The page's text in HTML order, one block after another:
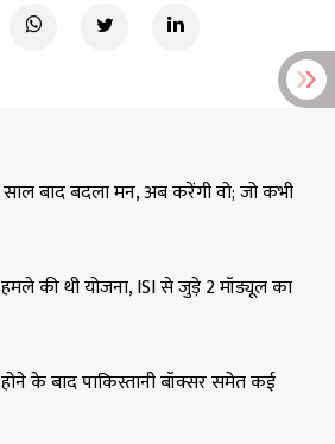
बाद बदला मन, अब करेंगी वो; जो कभी
की थी योजना, ISI से जुड़े 2 मॉड्यूल का
के बाद पाकिस्तानी बॉक्सर समेत कई